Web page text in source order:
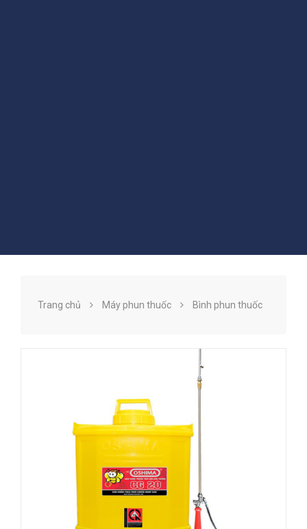
Trang chủ Máy phun thuốc Bình phun thuốc